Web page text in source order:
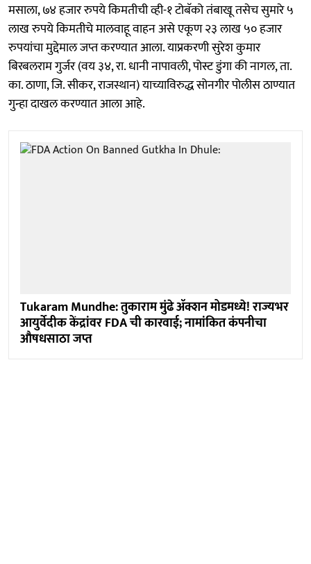
मसाला, ७४ हजार रुपये किमतीची व्ही-१ टोबॅको तंबाखू तसेच सुमारे ५
लाख रुपये किमतीचे मालवाहू वाहन असे एकूण २३ लाख ५० हजार
रुपयांचा मुद्देमाल जप्त करण्यात आला. याप्रकरणी सुरेश कुमार
बिरबलराम गुर्जर (वय ३४, रा. धानी नापावली, पोस्ट डुंगा की नागल, ता.
का. ठाणा, जि. सीकर, राजस्थान) याच्याविरुद्ध सोनगीर पोलीस ठाण्यात
गुन्हा दाखल करण्यात आला आहे.
Tukaram Mundhe: तुकाराम मुंढे ॲक्शन मोडमध्ये! राज्यभर
आयुर्वेदीक केंद्रांवर FDA ची कारवाई; नामांकित कंपनीचा
औषधसाठा जप्त